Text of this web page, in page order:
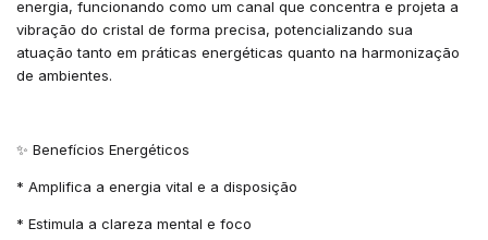
energia, funcionando como um canal que concentra e projeta a
vibração do cristal de forma precisa, potencializando sua
atuação tanto em práticas energéticas quanto na harmonização
de ambientes.
✨ Benefícios Energéticos
* Amplifica a energia vital e a disposição
* Estimula a clareza mental e foco